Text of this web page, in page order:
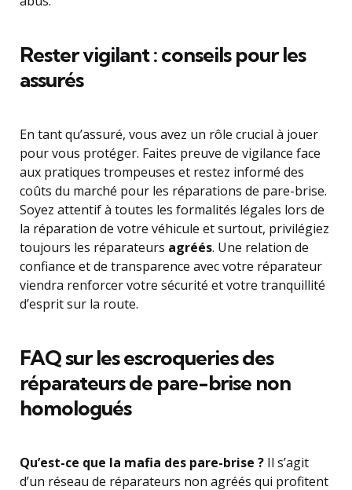
Rester vigilant : conseils pour les
assurés
En tant qu’assuré, vous avez un rôle crucial à jouer
pour vous protéger. Faites preuve de vigilance face
aux pratiques trompeuses et restez informé des
coûts du marché pour les réparations de pare-brise.
Soyez attentif à toutes les formalités légales lors de
la réparation de votre véhicule et surtout, privilégiez
toujours les réparateurs agréés. Une relation de
confiance et de transparence avec votre réparateur
viendra renforcer votre sécurité et votre tranquillité
d’esprit sur la route.
FAQ sur les escroqueries des
réparateurs de pare-brise non
homologués
Qu’est-ce que la mafia des pare-brise ? Il s’agit
d’un réseau de réparateurs non agréés qui profitent